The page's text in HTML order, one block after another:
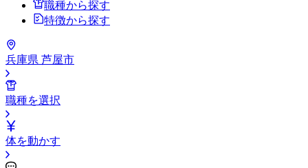
職種から探す
特徴から探す
兵庫県 芦屋市
職種を選択
体を動かす